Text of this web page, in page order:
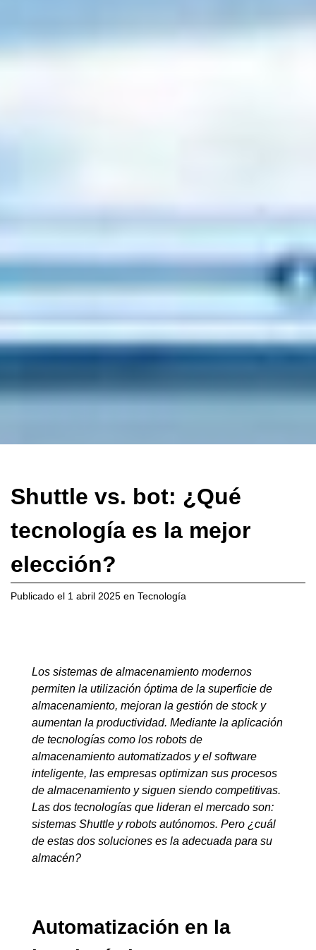
Shuttle vs. bot: ¿Qué
tecnología es la mejor
elección?
Publicado el 1 abril 2025 en Tecnología
Los sistemas de almacenamiento modernos
permiten la utilización óptima de la superficie de
almacenamiento, mejoran la gestión de stock y
aumentan la productividad. Mediante la aplicación
de tecnologías como los robots de
almacenamiento automatizados y el software
inteligente, las empresas optimizan sus procesos
de almacenamiento y siguen siendo competitivas.
Las dos tecnologías que lideran el mercado son:
sistemas Shuttle y robots autónomos. Pero ¿cuál
de estas dos soluciones es la adecuada para su
almacén?
Automatización en la